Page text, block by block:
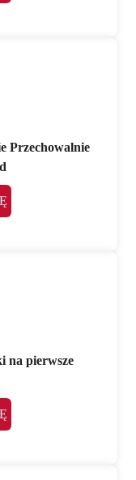
Przechowalnie
na pierwsze